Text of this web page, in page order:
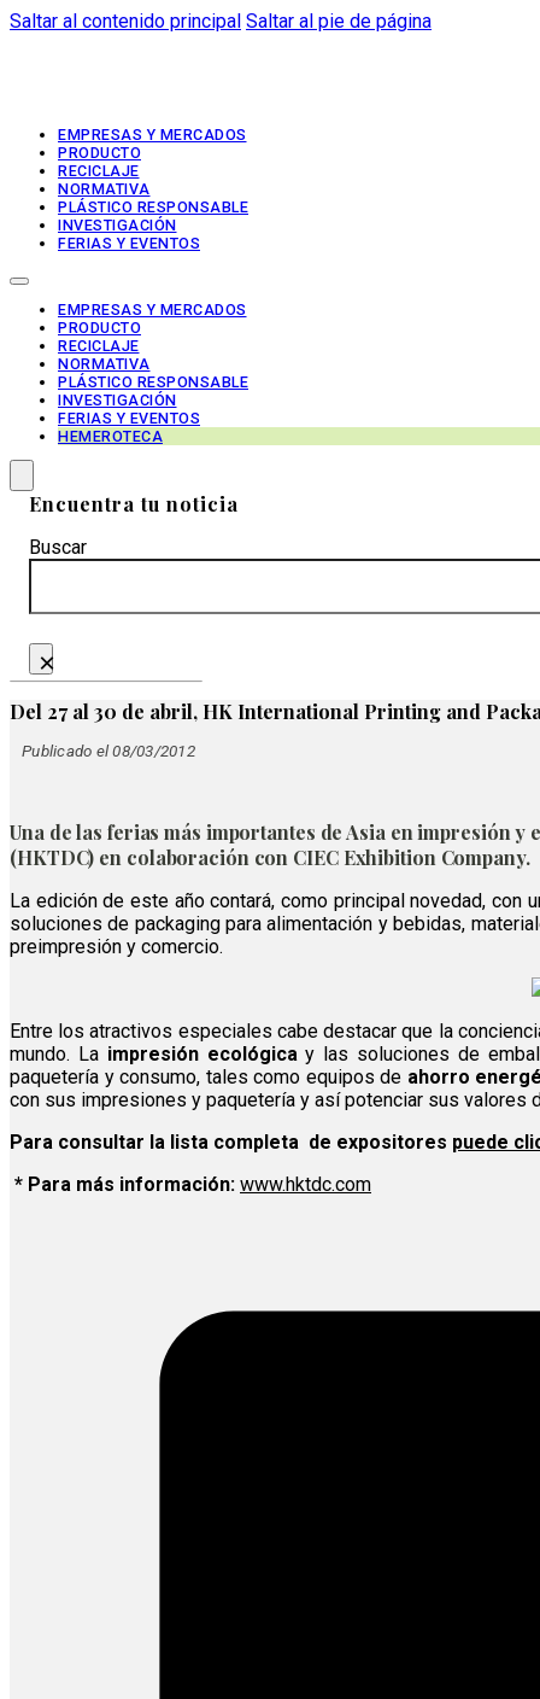
Saltar al contenido principal Saltar al pie de página
EMPRESAS Y MERCADOS
PRODUCTO
RECICLAJE
NORMATIVA
PLÁSTICO RESPONSABLE
INVESTIGACIÓN
FERIAS Y EVENTOS
EMPRESAS Y MERCADOS
PRODUCTO
RECICLAJE
NORMATIVA
PLÁSTICO RESPONSABLE
INVESTIGACIÓN
FERIAS Y EVENTOS
HEMEROTECA
Encuentra tu noticia
Buscar
×
Del 27 al 30 de abril, HK International Printing and
Publicado el 08/03/2012
Una de las ferias más importantes de Asia en impresión
(HKTDC) en colaboración con CIEC Exhibition Company.
La edición de este año contará, como principal novedad, con
soluciones de packaging para alimentación y bebidas,
preimpresión y comercio.
Entre los atractivos especiales cabe destacar que la
mundo. Laimpresión ecológicay las soluciones de
paquetería y consumo, tales como equipos de ahorro
con sus impresiones y paquetería y así potenciar sus valores
Para consultar la lista completa de expositores puede
* Para más información: www.hktdc.com